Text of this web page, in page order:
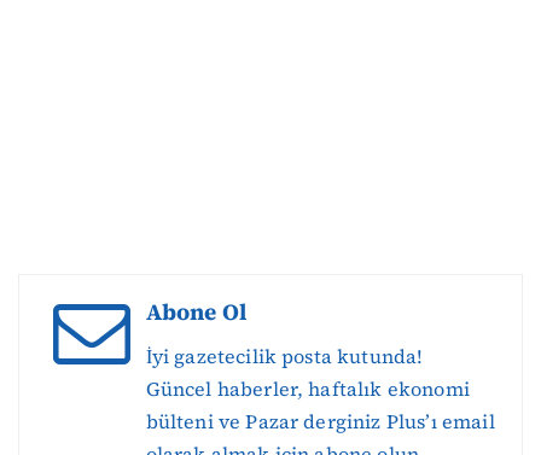
Abone Ol
İyi gazetecilik posta kutunda!
Güncel haberler, haftalık ekonomi
bülteni ve Pazar derginiz Plus’ı email